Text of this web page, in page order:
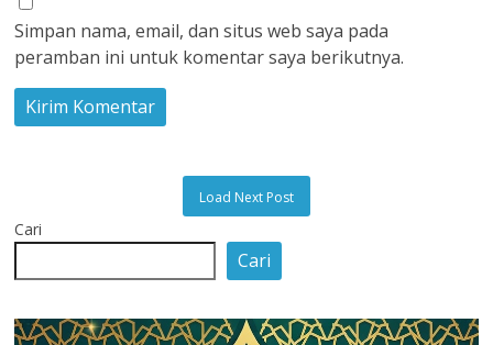
Simpan nama, email, dan situs web saya pada
peramban ini untuk komentar saya berikutnya.
Load Next Post
Cari
Cari